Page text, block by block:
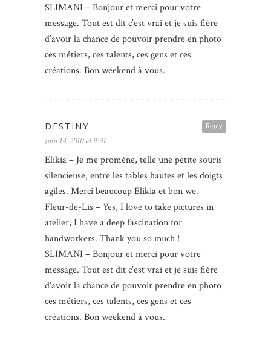
SLIMANI – Bonjour et merci pour votre
message. Tout est dit c’est vrai et je suis fière
d’avoir la chance de pouvoir prendre en photo
ces métiers, ces talents, ces gens et ces
créations. Bon weekend à vous.
Reply
DESTINY
juin 14, 2010 at 9:31
Elikia – Je me promène, telle une petite souris
silencieuse, entre les tables hautes et les doigts
agiles. Merci beaucoup Elikia et bon we.
Fleur-de-Lis – Yes, I love to take pictures in
atelier, I have a deep fascination for
handworkers. Thank you so much !
SLIMANI – Bonjour et merci pour votre
message. Tout est dit c’est vrai et je suis fière
d’avoir la chance de pouvoir prendre en photo
ces métiers, ces talents, ces gens et ces
créations. Bon weekend à vous.